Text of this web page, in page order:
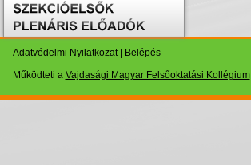
Adatvédelmi Nyilatkozat|
Belépés
Működteti a Vajdasági Magyar Felsőoktatási Kollégium